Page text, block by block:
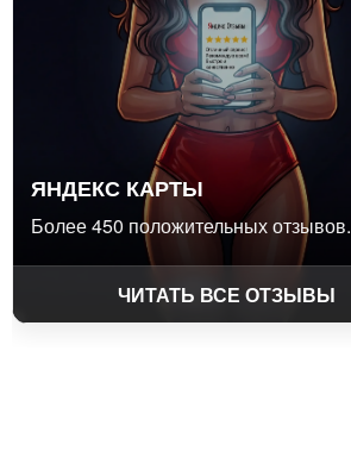
ЯНДЕКС КАРТЫ
Более 450 положительных отзывов.
ЧИТАТЬ ВСЕ ОТЗЫВЫ